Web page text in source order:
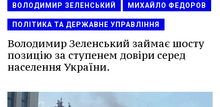
ВОЛОДИМИР ЗЕЛЕНСЬКИЙ МИХАЙЛО ФЕДОРОВ
ПОЛІТИКА ТА ДЕРЖАВНЕ УПРАВЛІННЯ
Володимир Зеленський займає шосту
позицію за ступенем довіри серед
населення України.